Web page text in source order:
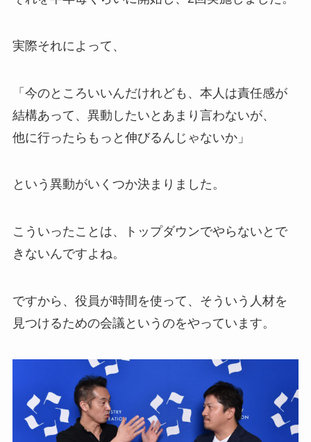
実際それによって、
「今のところいいんだけれども、本人は責任感が
結構あって、異動したいとあまり言わないが、
他に行ったらもっと伸びるんじゃないか」
という異動がいくつか決まりました。
こういったことは、トップダウンでやらないとで
きないんですよね。
ですから、役員が時間を使って、そういう人材を
見つけるための会議というのをやっています。